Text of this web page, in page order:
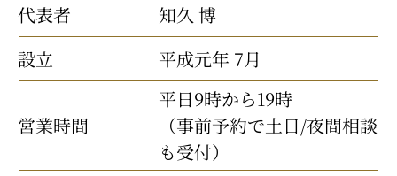
代表者
知久 博
設立
平成元年 7月
営業時間
平日9時から19時
（事前予約で土日/夜間相談
も受付）